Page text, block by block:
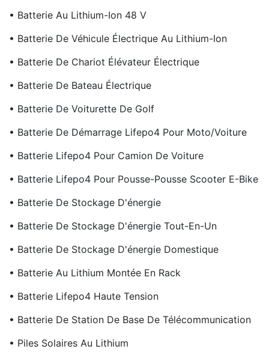
• Batterie Au Lithium-Ion 48 V
• Batterie De Véhicule Électrique Au Lithium-Ion
• Batterie De Chariot Élévateur Électrique
• Batterie De Bateau Électrique
• Batterie De Voiturette De Golf
• Batterie De Démarrage Lifepo4 Pour Moto/voiture
• Batterie Lifepo4 Pour Camion De Voiture
• Batterie Lifepo4 Pour Pousse-Pousse Scooter E-Bike
• Batterie De Stockage D'énergie
• Batterie De Stockage D'énergie Tout-En-Un
• Batterie De Stockage D'énergie Domestique
• Batterie Au Lithium Montée En Rack
• Batterie Lifepo4 Haute Tension
• Batterie De Station De Base De Télécommunication
• Piles Solaires Au Lithium